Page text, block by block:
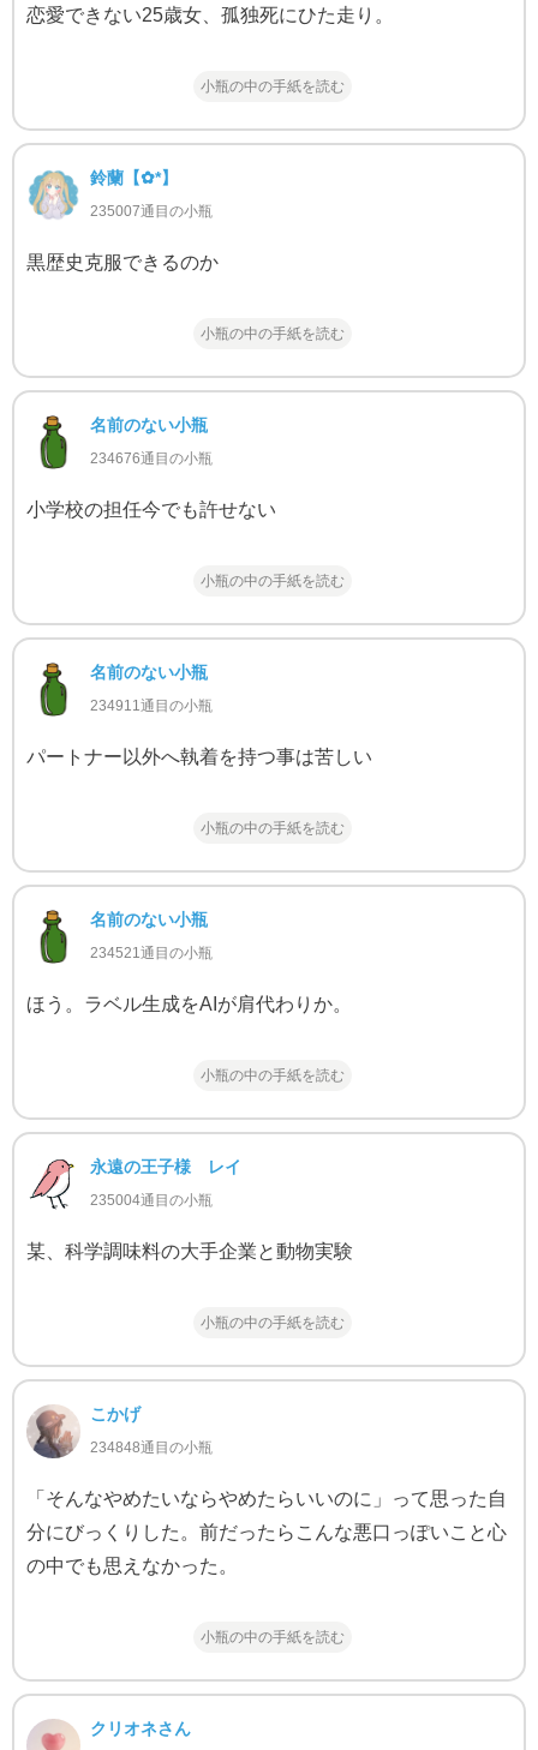
恋愛できない25歳女、孤独死にひた走り。
小瓶の中の手紙を読む
鈴蘭‬【✿*】
235007通目の小瓶
黒歴史克服できるのか
小瓶の中の手紙を読む
名前のない小瓶
234676通目の小瓶
小学校の担任今でも許せない
小瓶の中の手紙を読む
名前のない小瓶
234911通目の小瓶
パートナー以外へ執着を持つ事は苦しい
小瓶の中の手紙を読む
名前のない小瓶
234521通目の小瓶
ほう。ラベル生成をAIが肩代わりか。
小瓶の中の手紙を読む
永遠の王子様 レイ
235004通目の小瓶
某、科学調味料の大手企業と動物実験
小瓶の中の手紙を読む
こかげ
234848通目の小瓶
「そんなやめたいならやめたらいいのに」って思った自
分にびっくりした。前だったらこんな悪口っぽいこと心
の中でも思えなかった。
小瓶の中の手紙を読む
クリオネさん